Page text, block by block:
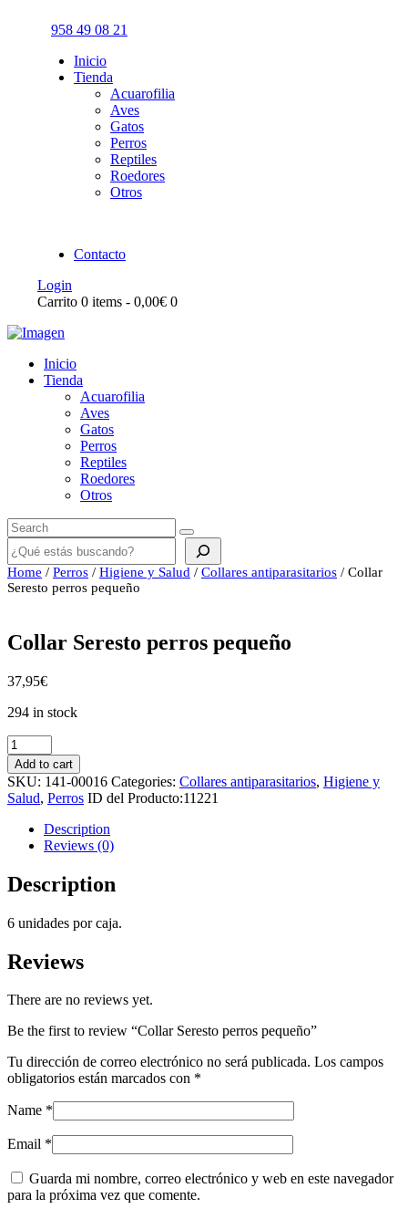
958 49 08 21
Inicio
Tienda
Acuarofilia
Aves
Gatos
Perros
Reptiles
Roedores
Otros
Contacto
Login
Carrito 0 items - 0,00€ 0
Inicio
Tienda
Acuarofilia
Aves
Gatos
Perros
Reptiles
Roedores
Otros
Buscar
Home / Perros / Higiene y Salud / Collares antiparasitarios / Collar
Seresto perros pequeño
Collar Seresto perros pequeño
37,95€
294 in stock
Collar
Seresto
perros
pequeño
quantity
Add to cart
SKU: 141-00016 Categories: Collares antiparasitarios, Higiene y
Salud, Perros ID del Producto:11221
Description
Reviews (0)
Description
6 unidades por caja.
Reviews
There are no reviews yet.
Be the first to review “Collar Seresto perros pequeño”
Tu dirección de correo electrónico no será publicada. Los campos
obligatorios están marcados con *
Name *
Email *
Guarda mi nombre, correo electrónico y web en este navegador
para la próxima vez que comente.